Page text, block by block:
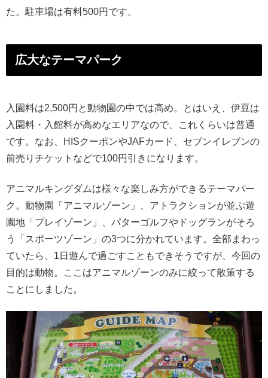
た。駐車場は有料500円です。
広大なテーマパーク
入園料は2,500円と動物園の中では高め。とはいえ、伊豆は
入園料・入館料が高めなエリアなので、これくらいは普通
です。なお、HISクーポンやJAFカード、セブンイレブンの
前売りチケットなどで100円引きになります。
アニマルキングダムは様々な楽しみ方ができるテーマパー
ク。動物園「アニマルゾーン」、アトラクションが並ぶ遊
園地「プレイゾーン」、パターゴルフやドッグランがそろ
う「スポーツゾーン」の3つに分かれています。全部まわっ
ていたら、1日遊んで過ごすこともできそうですが、今回の
目的は動物。ここはアニマルゾーンのみに絞って散策する
ことにしました。